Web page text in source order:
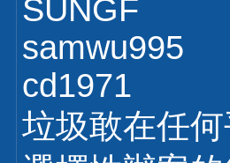
SUNGF
samwu995
cd1971
垃圾敢在任